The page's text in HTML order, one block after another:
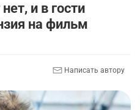
и в гости
на фильм
Написать автору